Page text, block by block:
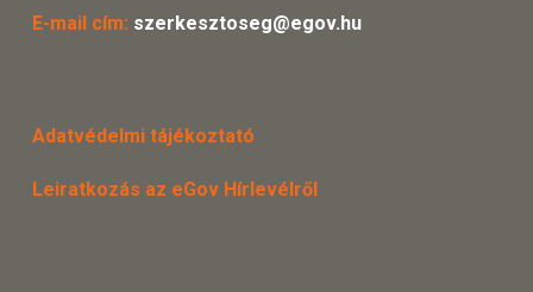
E-mail cím: szerkesztoseg@egov.hu
Adatvédelmi tájékoztató
Leiratkozás az eGov Hírlevélről